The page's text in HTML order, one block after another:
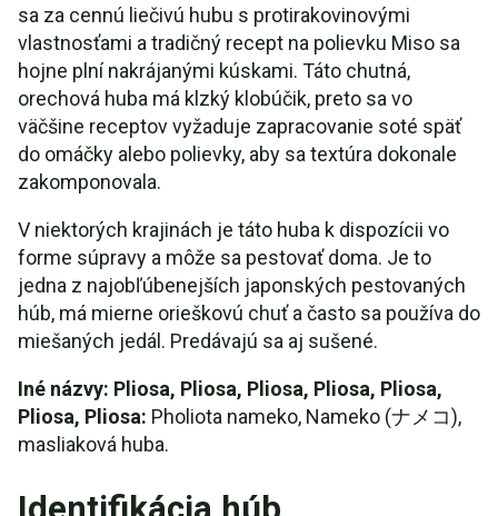
sa za cennú liečivú hubu s protirakovinovými
vlastnosťami a tradičný recept na polievku Miso sa
hojne plní nakrájanými kúskami. Táto chutná,
orechová huba má klzký klobúčik, preto sa vo
väčšine receptov vyžaduje zapracovanie soté späť
do omáčky alebo polievky, aby sa textúra dokonale
zakomponovala.
V niektorých krajinách je táto huba k dispozícii vo
forme súpravy a môže sa pestovať doma. Je to
jedna z najobľúbenejších japonských pestovaných
húb, má mierne orieškovú chuť a často sa používa do
miešaných jedál. Predávajú sa aj sušené.
Iné názvy: Pliosa, Pliosa, Pliosa, Pliosa, Pliosa,
Pliosa, Pliosa: Pholiota nameko, Nameko (ナメコ),
masliaková huba.